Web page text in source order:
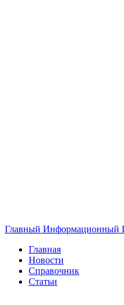
Главный Информационный
Главная
Новости
Справочник
Статьи